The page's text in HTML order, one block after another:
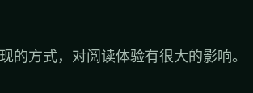
的方式，对阅读体验有很大的影响。